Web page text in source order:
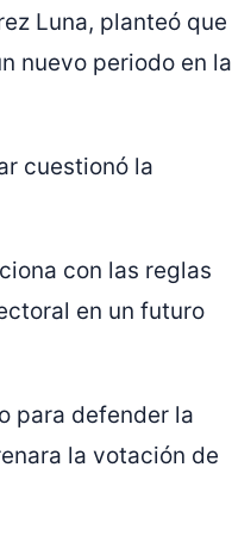
Luna, planteó que
nuevo periodo en la
cuestionó la
con las reglas
en un futuro
para defender la
la votación de